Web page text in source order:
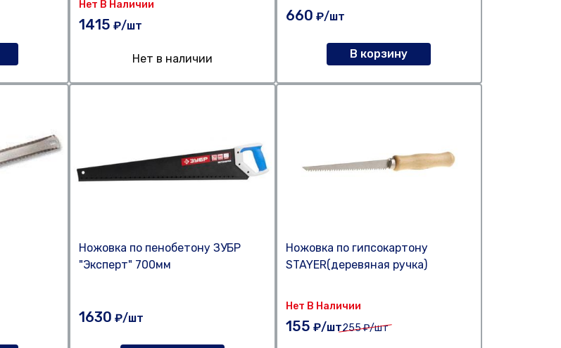
Нет В Наличии
1415 ₽/шт
Нет в наличии
660 ₽/шт
В корзину
Ножовка по пенобетону ЗУБР
"Эксперт" 700мм
1630 ₽/шт
Ножовка по гипсокартону
STAYER(деревяная ручка)
Нет В Наличии
155 ₽/шт255₽/шт